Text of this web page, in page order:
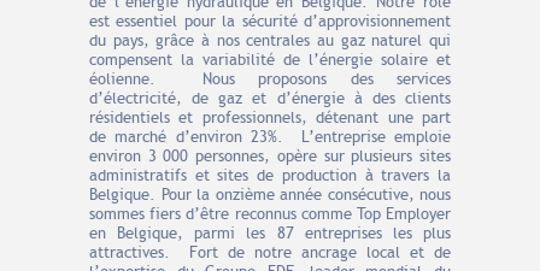
est essentiel pour la sécurité d’approvisionnement
du pays, grâce à nos centrales au gaz naturel qui
compensent la variabilité de l’énergie solaire et
éolienne. Nous proposons des services
d’électricité, de gaz et d’énergie à des clients
résidentiels et professionnels, détenant une part
de marché d’environ 23%. L’entreprise emploie
environ 3 000 personnes, opère sur plusieurs sites
administratifs et sites de production à travers la
Belgique. Pour la onzième année consécutive, nous
sommes fiers d’être reconnus comme Top Employer
en Belgique, parmi les 87 entreprises les plus
attractives. Fort de notre ancrage local et de